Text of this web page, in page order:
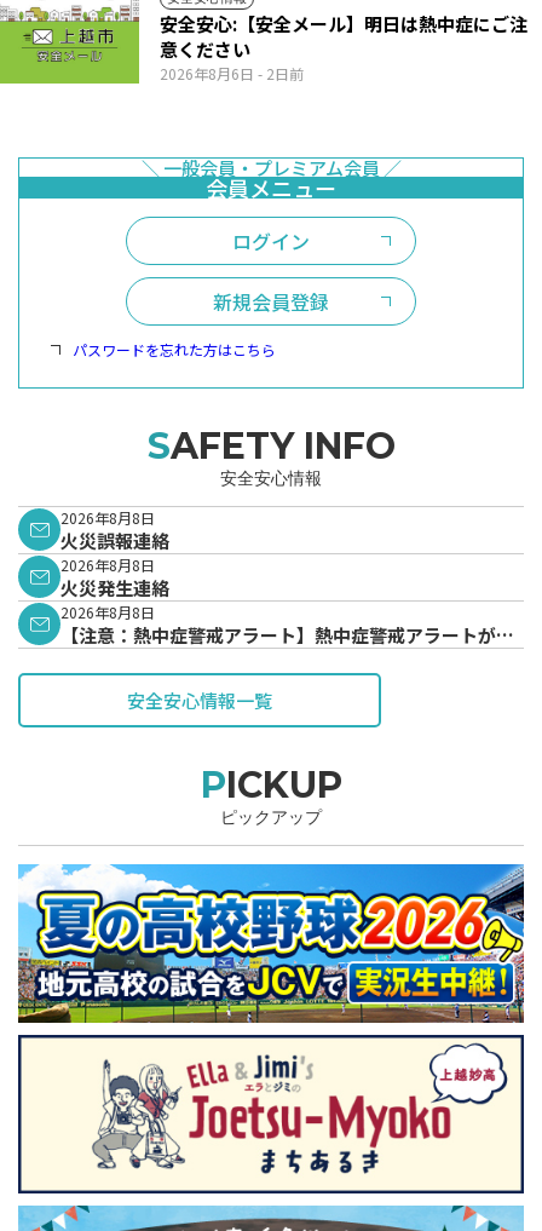
2026年8月6日 - 2日前
安全安心:【安全メール】明日は熱中症にご注
意ください
ログイン
新規会員登録
パスワードを忘れた方はこちら
SAFETY INFO
安全安心情報
2026年8月8日
火災誤報連絡
2026年8月8日
火災発生連絡
2026年8月8日
【注意：熱中症警戒アラート】熱中症警戒アラートが発
安全安心情報一覧
PICKUP
ピックアップ